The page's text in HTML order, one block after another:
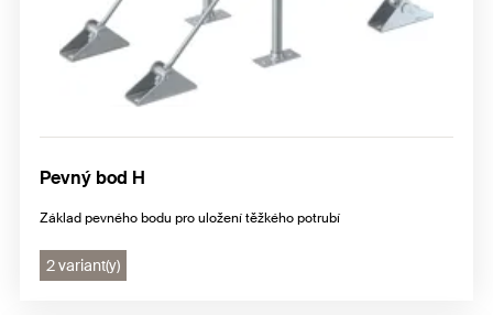
Pevný bod H
Základ pevného bodu pro uložení těžkého potrubí
2 variant(y)